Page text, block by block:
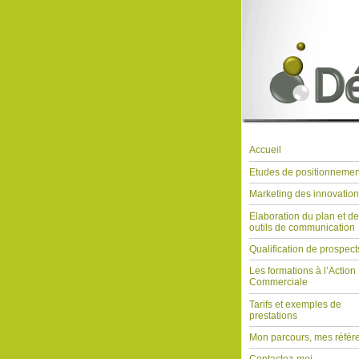
Accueil
Etudes de
Marketing des
Elaboration du plan et
outils de communication
Qualification de
Les formations à l’Action
Commerciale
Tarifs et exemples de
prestations
Mon parcours, mes